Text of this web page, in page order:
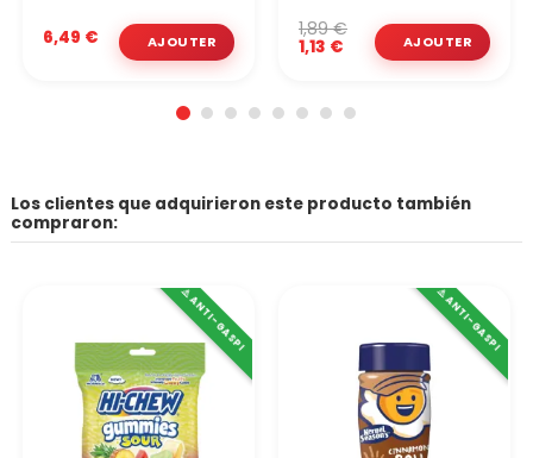
6,49 € 1,13 €
1,89 €
Los clientes que adquirieron este producto también
compraron:
⚠️ ANTI-GASPI ⚠️ ANTI-GASPI